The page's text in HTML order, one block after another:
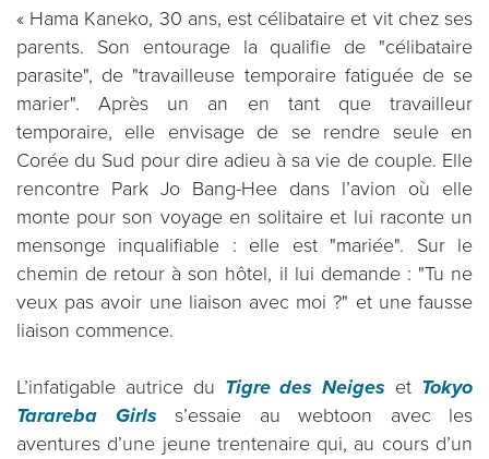
« Hama Kaneko, 30 ans, est célibataire et vit chez ses
parents. Son entourage la qualifie de "célibataire
parasite", de "travailleuse temporaire fatiguée de se
marier". Après un an en tant que travailleur
temporaire, elle envisage de se rendre seule en
Corée du Sud pour dire adieu à sa vie de couple. Elle
rencontre Park Jo Bang-Hee dans l’avion où elle
monte pour son voyage en solitaire et lui raconte un
mensonge inqualifiable : elle est "mariée". Sur le
chemin de retour à son hôtel, il lui demande : "Tu ne
veux pas avoir une liaison avec moi ?" et une fausse
liaison commence.
L’infatigable autrice du Tigre des Neiges et Tokyo
Tarareba Girls s’essaie au webtoon avec les
aventures d’une jeune trentenaire qui, au cours d’un